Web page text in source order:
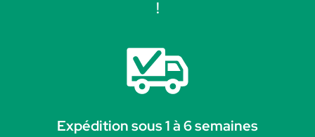
!
Expédition sous 1 à 6 semaines